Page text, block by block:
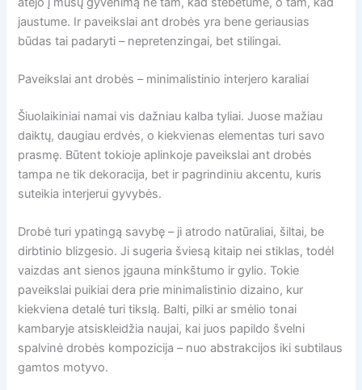
jaustume. Ir paveikslai ant drobės yra bene geriausias
būdas tai padaryti – nepretenzingai, bet stilingai.
Paveikslai ant drobės – minimalistinio interjero karaliai
Šiuolaikiniai namai vis dažniau kalba tyliai. Juose mažiau
daiktų, daugiau erdvės, o kiekvienas elementas turi savo
prasmę. Būtent tokioje aplinkoje paveikslai ant drobės
tampa ne tik dekoracija, bet ir pagrindiniu akcentu, kuris
suteikia interjerui gyvybės.
Drobė turi ypatingą savybę – ji atrodo natūraliai, šiltai, be
dirbtinio blizgesio. Ji sugeria šviesą kitaip nei stiklas, todėl
vaizdas ant sienos įgauna minkštumo ir gylio. Tokie
paveikslai puikiai dera prie minimalistinio dizaino, kur
kiekviena detalė turi tikslą. Balti, pilki ar smėlio tonai
kambaryje atsiskleidžia naujai, kai juos papildo švelni
spalvinė drobės kompozicija – nuo abstrakcijos iki subtilaus
gamtos motyvo.